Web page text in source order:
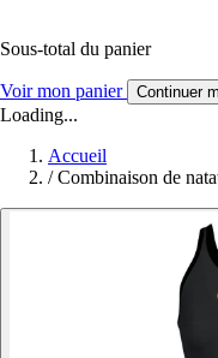
Sous-total du panier
Voir mon panier Continuer
Loading...
Accueil
/ Combinaison de